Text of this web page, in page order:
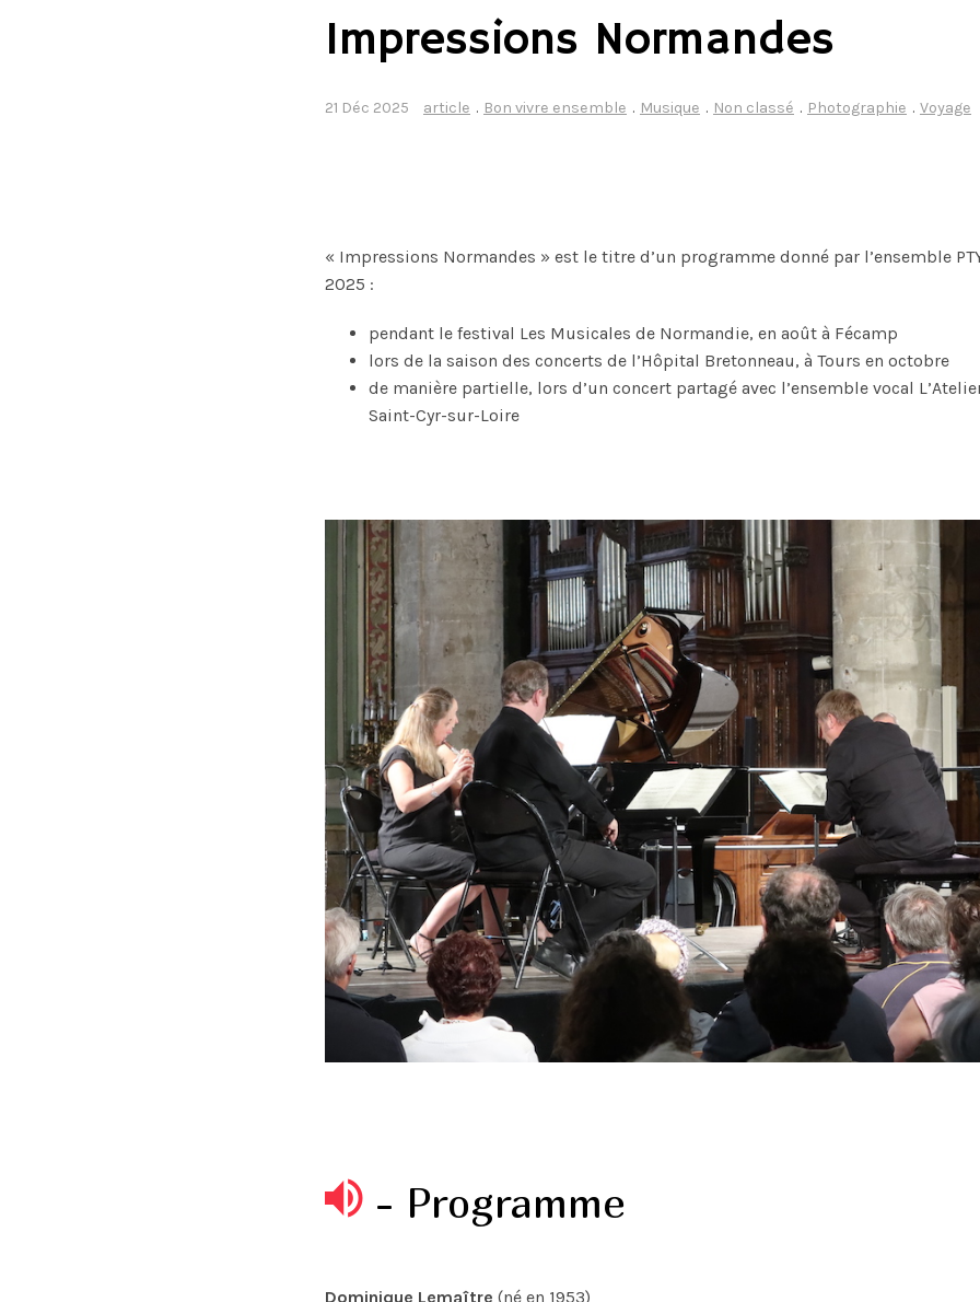
Impressions Normandes
21 Déc 2025 article . Bon vivre ensemble . Musique . Non classé . Photographie . Voyage
« Impressions Normandes » est le titre d’un programme donné par l’ensemble
2025 :
pendant le festival Les Musicales de Normandie, en août à Fécamp
lors de la saison des concerts de l’Hôpital Bretonneau, à Tours en octobre
de manière partielle, lors d’un concert partagé avec l’ensemble vocal
Saint-Cyr-sur-Loire
- Programme
Dominique Lemaître (né en 1953)